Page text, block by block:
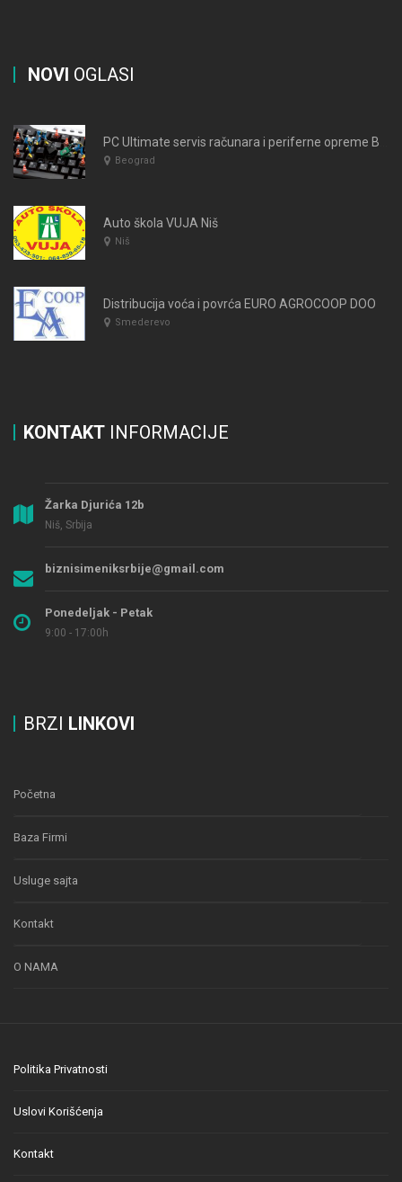
NOVI OGLASI
Beograd
Auto škola VUJA Niš
Niš
Distribucija voća i povrća EURO AGROCOOP DOO
Smederevo
KONTAKT INFORMACIJE
Žarka Djurića 12b
Niš, Srbija
biznisimeniksrbije@gmail.com
Ponedeljak - Petak
9:00 - 17:00h
BRZI LINKOVI
Početna
Baza Firmi
Usluge sajta
Kontakt
O NAMA
Politika Privatnosti
Uslovi Korišćenja
Kontakt